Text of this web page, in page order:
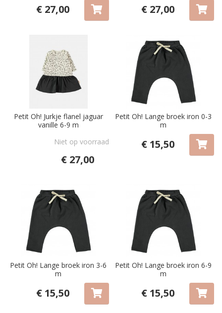
€ 27,00 € 27,00
Petit Oh! Jurkje flanel jaguar
vanille 6-9 m
Niet op voorraad
€ 27,00
Petit Oh! Lange broek iron 0-3
m
€ 15,50
Petit Oh! Lange broek iron 3-6
m
€ 15,50
Petit Oh! Lange broek iron 6-9
m
€ 15,50